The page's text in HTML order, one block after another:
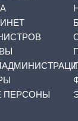
ПЕРСОНЫ